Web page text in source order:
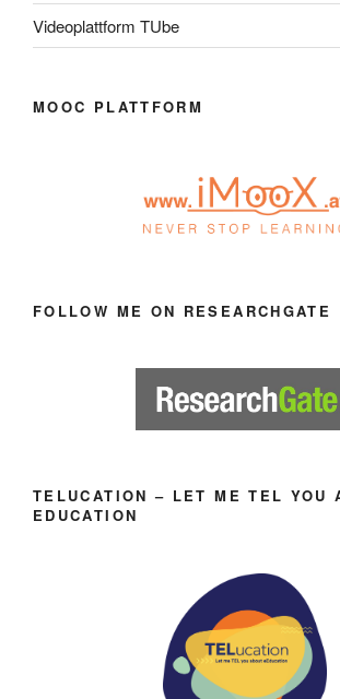
Videoplattform TUbe
MOOC PLATTFORM
FOLLOW ME ON RESEARCHGATE
TELUCATION – LET ME TEL YOU
EDUCATION